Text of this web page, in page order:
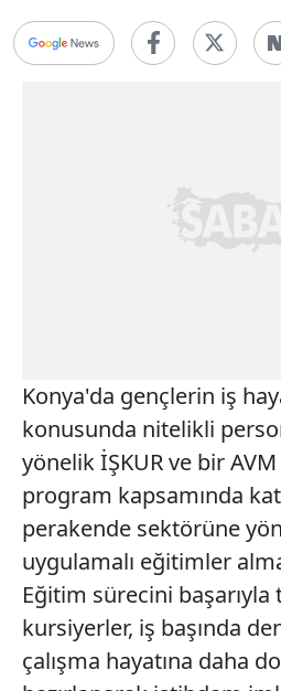
Konya'da gençlerin iş
konusunda nitelikli
yönelik İŞKUR ve bir AVM
program kapsamında
perakende sektörüne
uygulamalı eğitimler
Eğitim sürecini
kursiyerler, iş başında
çalışma hayatına daha